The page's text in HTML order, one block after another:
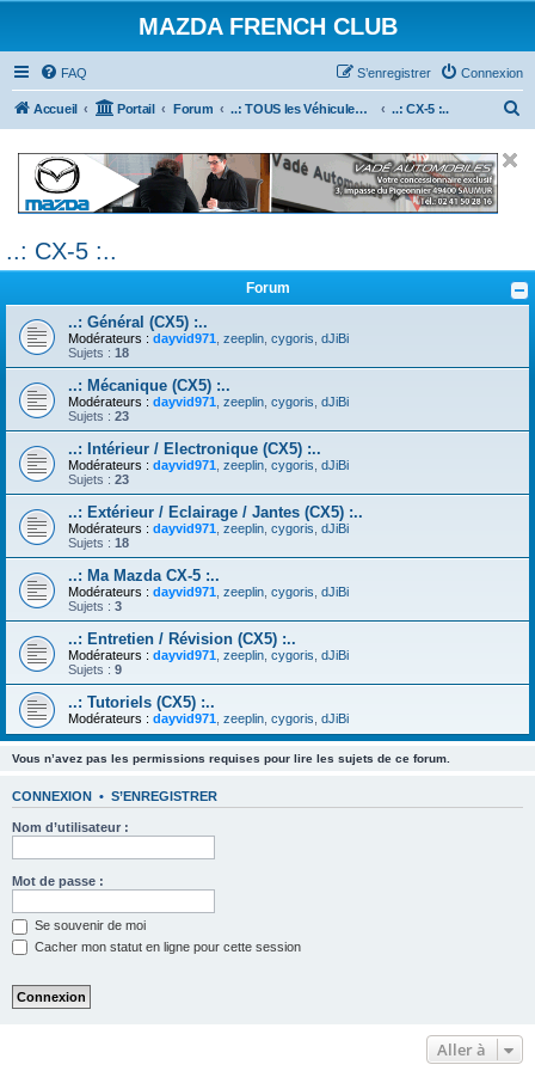
MAZDA FRENCH CLUB
FAQ Connexion
S’enregistrer
Accueil Portail Forum ..: TOUS les Véhicules MAZDA :.. ..: CX-5 :..
c
h
r
..: CX-5 :..
Forum
..: Général (CX5) :..
Modérateurs : dayvid971 zeeplin cygoris dJiBi
Sujets : 18
..: Mécanique (CX5) :..
Modérateurs : dayvid971 zeeplin cygoris dJiBi
Sujets : 23
..: Intérieur / Electronique (CX5) :..
Modérateurs : dayvid971 zeeplin cygoris dJiBi
Sujets : 23
..: Extérieur / Eclairage / Jantes (CX5) :..
Modérateurs : dayvid971 zeeplin cygoris dJiBi
Sujets : 18
..: Ma Mazda CX-5 :..
Modérateurs : dayvid971 zeeplin cygoris dJiBi
Sujets : 3
..: Entretien / Révision (CX5) :..
Modérateurs : dayvid971 zeeplin cygoris dJiBi
Sujets : 9
..: Tutoriels (CX5) :..
Modérateurs : dayvid971 zeeplin cygoris dJiBi
Vous n’avez pas les permissions requises pour lire les sujets de ce forum.
CONNEXION • S’ENREGISTRER
Nom d’utilisateur :
Mot de passe :
Se souvenir de moi
Cacher mon statut en ligne pour cette session
Aller à